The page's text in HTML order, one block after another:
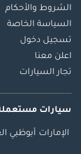
الشروط والأحكام
السياسة الخاصة
تسجيل دخول
اعلن معنا
تجار السيارات
سيارات
الإمارات أبوظبي